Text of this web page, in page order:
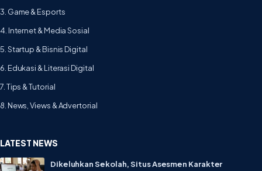
3. Game & Esports
4. Internet & Media Sosial
5. Startup & Bisnis Digital
6. Edukasi & Literasi Digital
7. Tips & Tutorial
8. News, Views & Advertorial
LATEST NEWS
Dikeluhkan Sekolah, Situs Asesmen Karakter